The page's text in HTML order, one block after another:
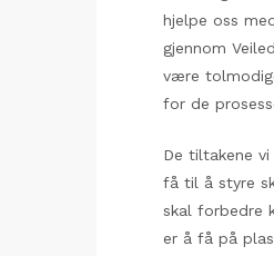
hjelpe oss
gjennom
være
for de
De tiltakene
få til å styre
skal forbedre
er å få på